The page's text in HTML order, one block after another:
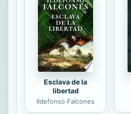
Esclava de la
libertad
Ildefonso Falcones